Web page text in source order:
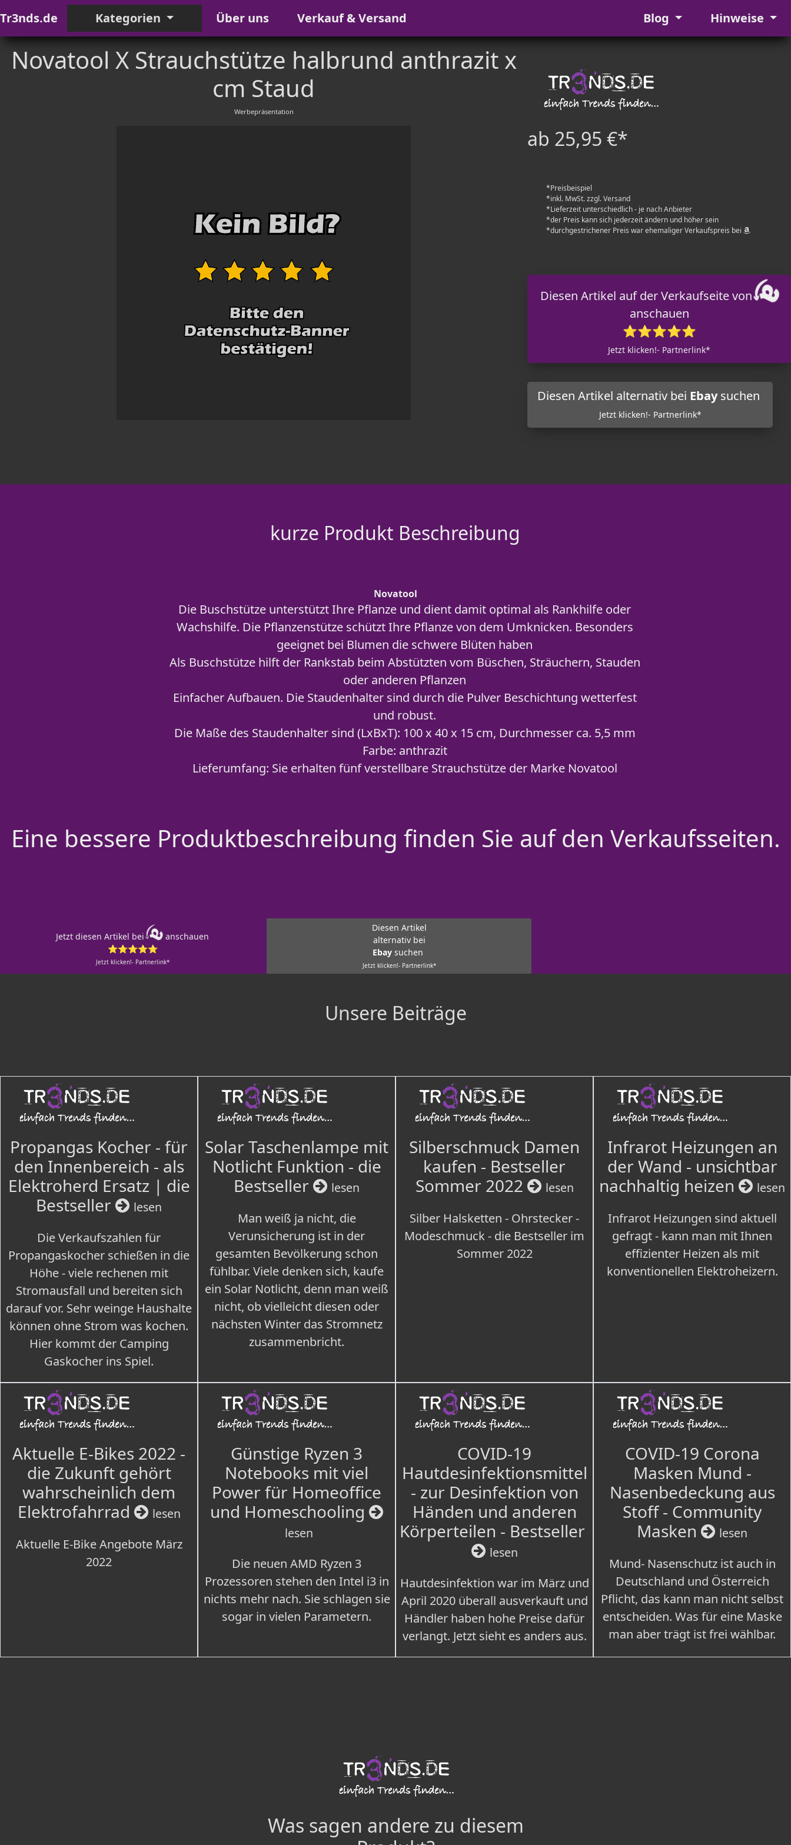
Tr3nds.de Kategorien Über uns Verkauf & Versand Blog Hinweise
Novatool X Strauchstütze halbrund anthrazit x
cm Staud
Werbepräsentation
ab 25,95 €*
*Preisbeispiel
*inkl. MwSt. zzgl. Versand
*Lieferzeit unterschiedlich - je nach Anbieter
*der Preis kann sich jederzeit ändern und höher sein
*durchgestrichener Preis war ehemaliger Verkaufspreis bei
Diesen Artikel auf der Verkaufseite von
anschauen
⭐⭐⭐⭐⭐
Jetzt klicken!- Partnerlink*
Diesen Artikel alternativ bei Ebaysuchen
Jetzt klicken!- Partnerlink*
kurze Produkt Beschreibung
Novatool
Die Buschstütze unterstützt Ihre Pflanze und dient damit optimal als Rankhilfe oder
Wachshilfe. Die Pflanzenstütze schützt Ihre Pflanze von dem Umknicken. Besonders
geeignet bei Blumen die schwere Blüten haben
Als Buschstütze hilft der Rankstab beim Abstützten vom Büschen, Sträuchern, Stauden
oder anderen Pflanzen
Einfacher Aufbauen. Die Staudenhalter sind durch die Pulver Beschichtung wetterfest
und robust.
Die Maße des Staudenhalter sind (LxBxT): 100 x 40 x 15 cm, Durchmesser ca. 5,5 mm
Farbe: anthrazit
Lieferumfang: Sie erhalten fünf verstellbare Strauchstütze der Marke Novatool
Eine bessere Produktbeschreibung finden Sie auf den Verkaufsseiten.
Jetzt diesen Artikel bei
anschauen
⭐⭐⭐⭐⭐
Jetzt klicken!- Partnerlink*
Diesen Artikel
alternativ bei
Ebay suchen
Jetzt klicken!- Partnerlink*
Unsere Beiträge
Propangas Kocher - für
den Innenbereich - als
Elektroherd Ersatz | die
Bestseller
lesen
Die Verkaufszahlen für
Propangaskocher schießen in die
Höhe - viele rechenen mit
Stromausfall und bereiten sich
darauf vor. Sehr weinge Haushalte
können ohne Strom was kochen.
Hier kommt der Camping
Gaskocher ins Spiel.
Solar Taschenlampe mit
Notlicht Funktion - die
Bestseller
lesen
Man weiß ja nicht, die
Verunsicherung ist in der
gesamten Bevölkerung schon
fühlbar. Viele denken sich, kaufe
ein Solar Notlicht, denn man weiß
nicht, ob vielleicht diesen oder
nächsten Winter das Stromnetz
zusammenbricht.
Silberschmuck Damen
kaufen - Bestseller
Sommer 2022
lesen
Silber Halsketten - Ohrstecker -
Modeschmuck - die Bestseller im
Sommer 2022
Infrarot Heizungen an
der Wand - unsichtbar
nachhaltig heizen
lesen
Infrarot Heizungen sind aktuell
gefragt - kann man mit Ihnen
effizienter Heizen als mit
konventionellen Elektroheizern.
Aktuelle E-Bikes 2022 -
die Zukunft gehört
wahrscheinlich dem
Elektrofahrrad
lesen
Aktuelle E-Bike Angebote März
2022
Günstige Ryzen 3
Notebooks mit viel
Power für Homeoffice
und Homeschooling
lesen
Die neuen AMD Ryzen 3
Prozessoren stehen den Intel i3 in
nichts mehr nach. Sie schlagen sie
sogar in vielen Parametern.
COVID-19
Hautdesinfektionsmittel
- zur Desinfektion von
Händen und anderen
Körperteilen - Bestseller
lesen
Hautdesinfektion war im März und
April 2020 überall ausverkauft und
Händler haben hohe Preise dafür
verlangt. Jetzt sieht es anders aus.
COVID-19 Corona
Masken Mund -
Nasenbedeckung aus
Stoff - Community
Masken
lesen
Mund- Nasenschutz ist auch in
Deutschland und Österreich
Pflicht, das kann man nicht selbst
entscheiden. Was für eine Maske
man aber trägt ist frei wählbar.
Was sagen andere zu diesem